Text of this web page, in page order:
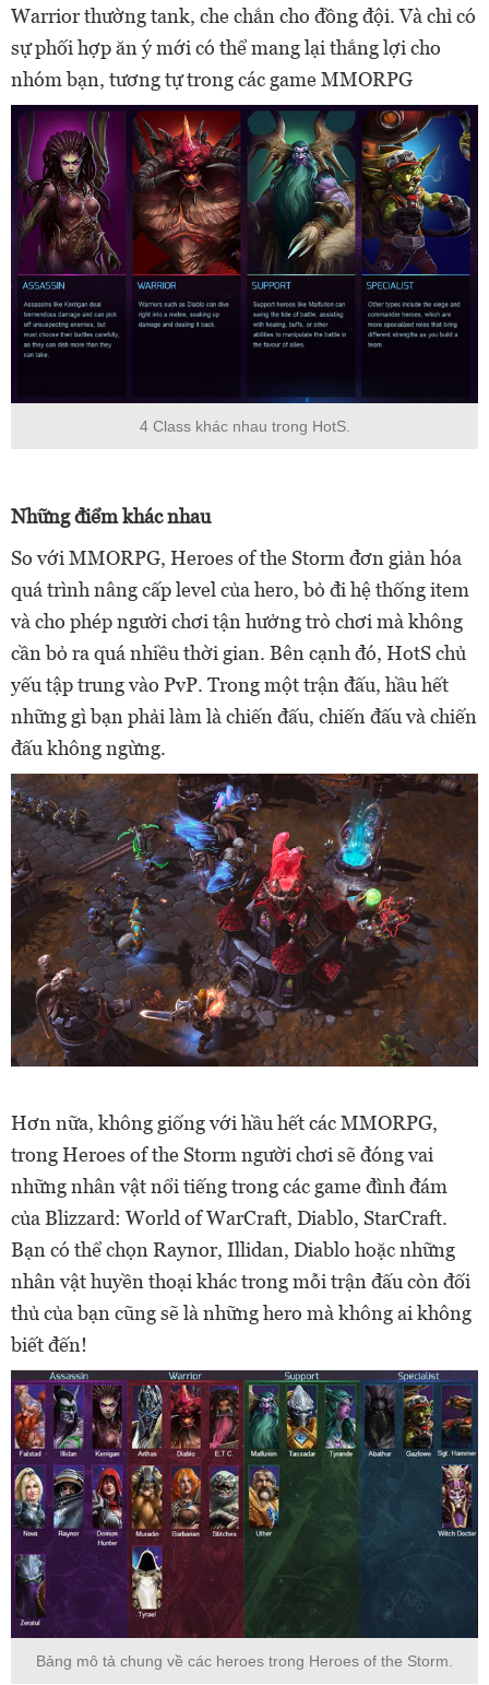
Warrior thường tank, che chắn cho đồng đội. Và chỉ có
sự phối hợp ăn ý mới có thể mang lại thắng lợi cho
nhóm bạn, tương tự trong các game MMORPG
4 Class khác nhau trong HotS.
Những điểm khác nhau
So với MMORPG, Heroes of the Storm đơn giản hóa
quá trình nâng cấp level của hero, bỏ đi hệ thống item
và cho phép người chơi tận hưởng trò chơi mà không
cần bỏ ra quá nhiều thời gian. Bên cạnh đó, HotS chủ
yếu tập trung vào PvP. Trong một trận đấu, hầu hết
những gì bạn phải làm là chiến đấu, chiến đấu và chiến
đấu không ngừng.
Hơn nữa, không giống với hầu hết các MMORPG,
trong Heroes of the Storm người chơi sẽ đóng vai
những nhân vật nổi tiếng trong các game đình đám
của Blizzard: World of WarCraft, Diablo, StarCraft.
Bạn có thể chọn Raynor, Illidan, Diablo hoặc những
nhân vật huyền thoại khác trong mỗi trận đấu còn đối
thủ của bạn cũng sẽ là những hero mà không ai không
biết đến!
Bảng mô tả chung về các heroes trong Heroes of the Storm.